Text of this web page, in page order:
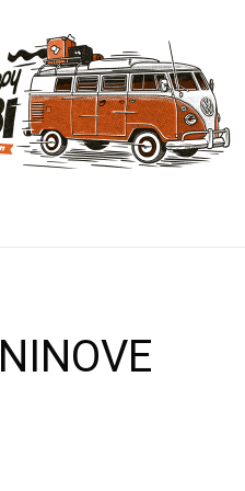
NINOVE